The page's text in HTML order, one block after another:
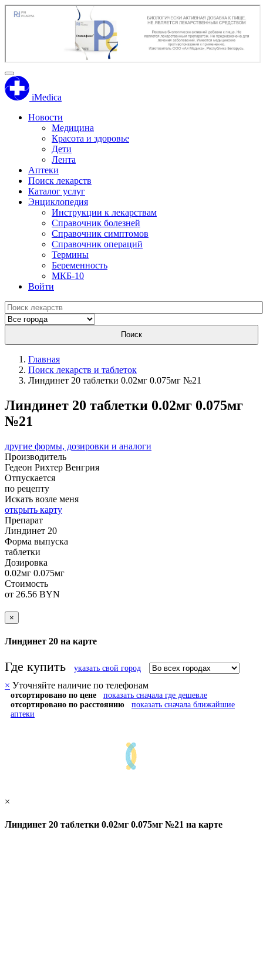
iMedica
Новости
Медицина
Красота и здоровье
Дети
Лента
Аптеки
Поиск лекарств
Каталог услуг
Энциклопедия
Инструкции к лекарствам
Справочник болезней
Справочник симптомов
Справочник операций
Термины
Беременность
МКБ-10
Войти
Поиск
Главная
Поиск лекарств и таблеток
Линдинет 20 таблетки 0.02мг 0.075мг №21
Линдинет 20 таблетки 0.02мг 0.075мг
№21
другие формы, дозировки и аналоги
Производитель
Гедеон Рихтер Венгрия
Отпускается
по рецепту
Искать возле меня
открыть карту
Препарат
Линдинет 20
Форма выпуска
таблетки
Дозировка
0.02мг 0.075мг
Стоимость
от 26.56 BYN
×
Линдинет 20 на карте
Где купить указать свой город
× Уточняйте наличие по телефонам
отсортировано по цене
показать сначала где дешевле
отсортировано по расстоянию
показать сначала ближайшие
аптеки
×
Линдинет 20 таблетки 0.02мг 0.075мг №21 на карте